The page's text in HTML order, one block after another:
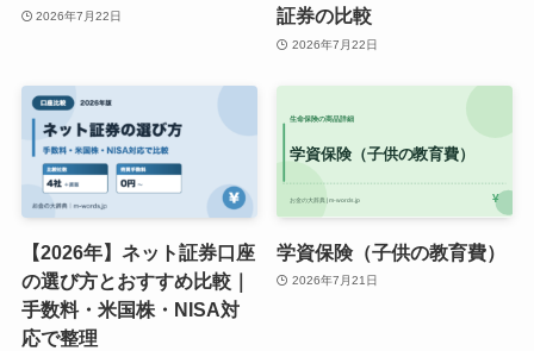
2026年7月22日
証券の比較
2026年7月22日
【2026年】ネット証券口座
の選び方とおすすめ比較｜
手数料・米国株・NISA対
応で整理
学資保険（子供の教育費）
2026年7月21日